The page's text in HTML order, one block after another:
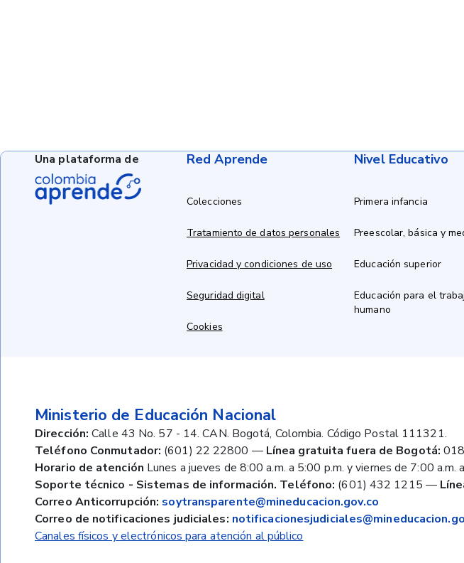
Red Aprende
Colecciones
Tratamiento de datos personales
Privacidad y condiciones de uso
Seguridad digital
Cookies
Nivel Educativo
Primera infancia
Preescolar, básica y
Educación superior
Educación para el
humano
Ministerio de Educación Nacional
Dirección: Calle 43 No. 57 - 14. CAN. Bogotá, Colombia. Código Postal 111321.
Teléfono Conmutador: (601) 22 22800 — Línea gratuita fuera de Bogotá:
Horario de atención Lunes a jueves de 8:00 a.m. a 5:00 p.m. y viernes de 7:00 a.m.
Soporte técnico - Sistemas de información. Teléfono: (601) 432 1215 —
Correo Anticorrupción: soytransparente@mineducacion.gov.co
Correo de notificaciones judiciales:
Canales físicos y electrónicos para atención al público
Una plataforma de